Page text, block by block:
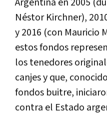
Néstor Kirchner),
y 2016 (con Mauricio
estos fondos
los tenedores
canjes y que,
fondos buitre,
contra el Estado